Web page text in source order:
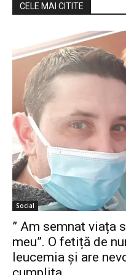
CELE MAI CITITE
Social
” Am semnat viața
meu”. O fetiță de
leucemia și are